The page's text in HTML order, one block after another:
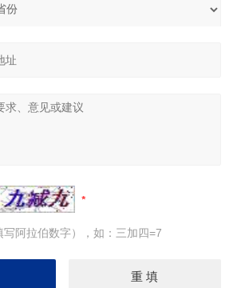
阿拉伯数字），如：三加四=7